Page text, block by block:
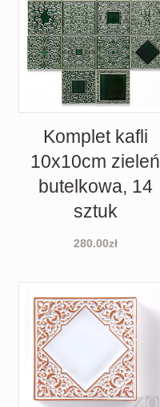
Komplet kafli
10x10cm zieleń
butelkowa, 14
sztuk
280.00zł